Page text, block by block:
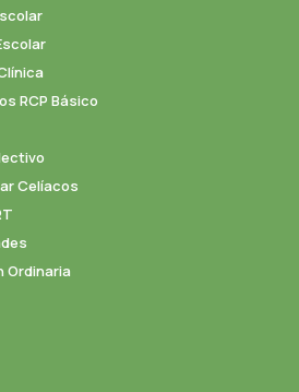
RCP Básico
Celíacos
Ordinaria